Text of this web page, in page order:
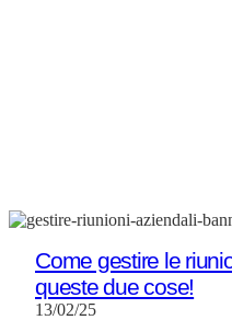
Come gestire le
queste due cose!
13/02/25